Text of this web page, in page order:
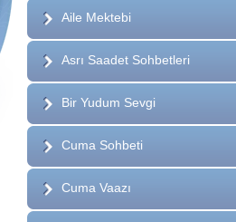
Aile Mektebi
Asrı Saadet Sohbetleri
Bir Yudum Sevgi
Cuma Sohbeti
Cuma Vaazı